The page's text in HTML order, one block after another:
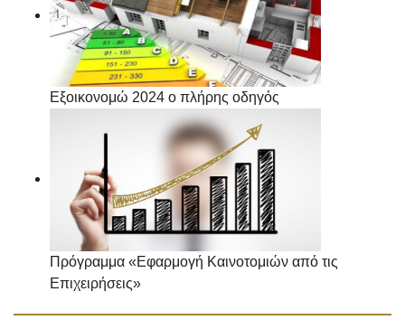
Εξοικονομώ 2024 ο πλήρης οδηγός
Πρόγραμμα «Εφαρμογή Καινοτομιών από τις
Επιχειρήσεις»